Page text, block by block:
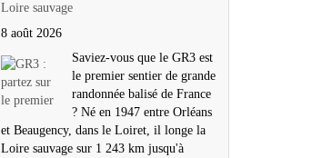
Loire sauvage
8 août 2026
Saviez-vous que le GR3 est
le premier sentier de grande
randonnée balisé de France
? Né en 1947 entre Orléans
et Beaugency, dans le Loiret, il longe la
Loire sauvage sur 1 243 km jusqu'à